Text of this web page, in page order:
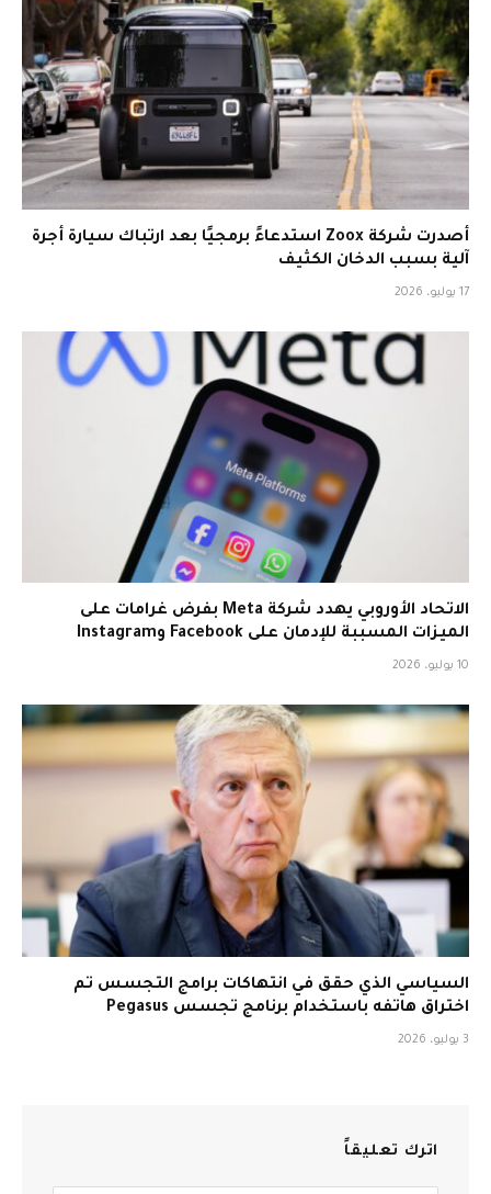
أصدرت شركة Zoox استدعاءً برمجيًا بعد ارتباك سيارة أجرة
آلية بسبب الدخان الكثيف
17 يوليو، 2026
الاتحاد الأوروبي يهدد شركة Meta بفرض غرامات على
الميزات المسببة للإدمان على Facebook وInstagram
10 يوليو، 2026
السياسي الذي حقق في انتهاكات برامج التجسس تم
اختراق هاتفه باستخدام برنامج تجسس Pegasus
3 يوليو، 2026
اترك تعليقاً